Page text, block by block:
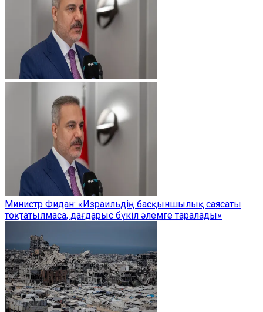
Министр Фидан: «Израильдің басқыншылық саясаты
тоқтатылмаса, дағдарыс бүкіл әлемге таралады»